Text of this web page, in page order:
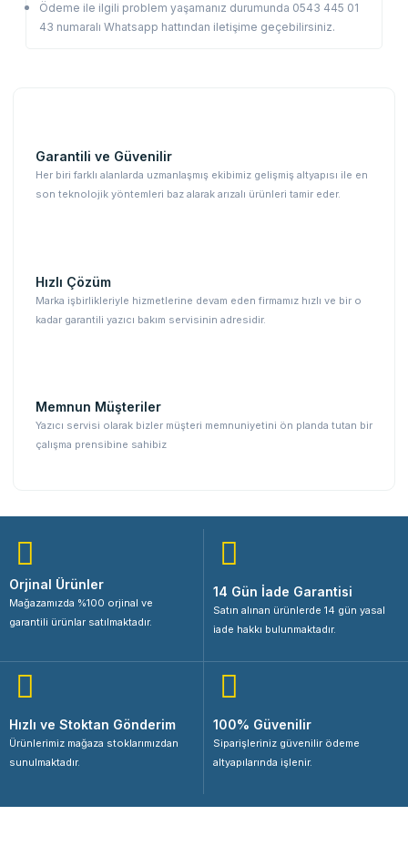
Ödeme ile ilgili problem yaşamanız durumunda 0543 445 01
43 numaralı Whatsapp hattından iletişime geçebilirsiniz.
Garantili ve Güvenilir
Her biri farklı alanlarda uzmanlaşmış ekibimiz gelişmiş altyapısı ile en
son teknolojik yöntemleri baz alarak arızalı ürünleri tamir eder.
Hızlı Çözüm
Marka işbirlikleriyle hizmetlerine devam eden firmamız hızlı ve bir o
kadar garantili yazıcı bakım servisinin adresidir.
Memnun Müşteriler
Yazıcı servisi olarak bizler müşteri memnuniyetini ön planda tutan bir
çalışma prensibine sahibiz
Orjinal Ürünler
Mağazamızda %100 orjinal ve
garantili ürünlar satılmaktadır.
14 Gün İade Garantisi
Satın alınan ürünlerde 14 gün yasal
iade hakkı bulunmaktadır.
Hızlı ve Stoktan Gönderim
Ürünlerimiz mağaza stoklarımızdan
sunulmaktadır.
100% Güvenilir
Siparişleriniz güvenilir ödeme
altyapılarında işlenir.